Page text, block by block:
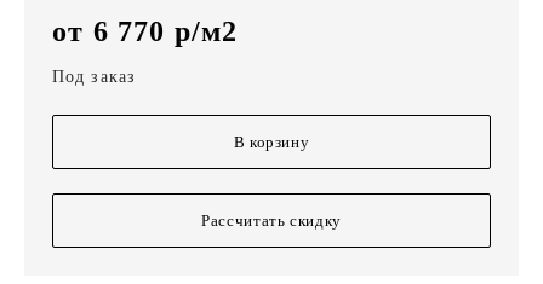
от 6 770 р/м2
Под заказ
В корзину
Рассчитать скидку